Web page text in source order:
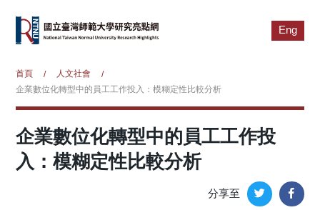
Eng
首頁 / 人文社會
/
企業數位化轉型中的員工工作投入：模糊定性比較分析
企業數位化轉型中的員工工作投
入：模糊定性比較分析
分享至